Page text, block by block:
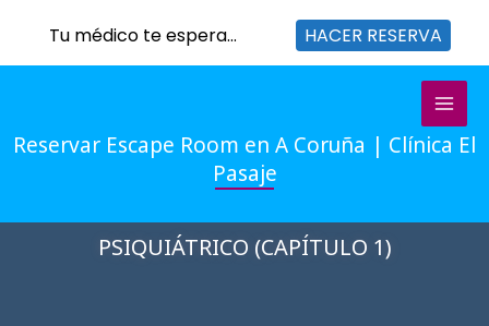
contenido
Reservar Escape Room en A Coruña | Clínica El
Pasaje
PSIQUIÁTRICO (CAPÍTULO 1)
Tu médico te espera... HACER RESERVA